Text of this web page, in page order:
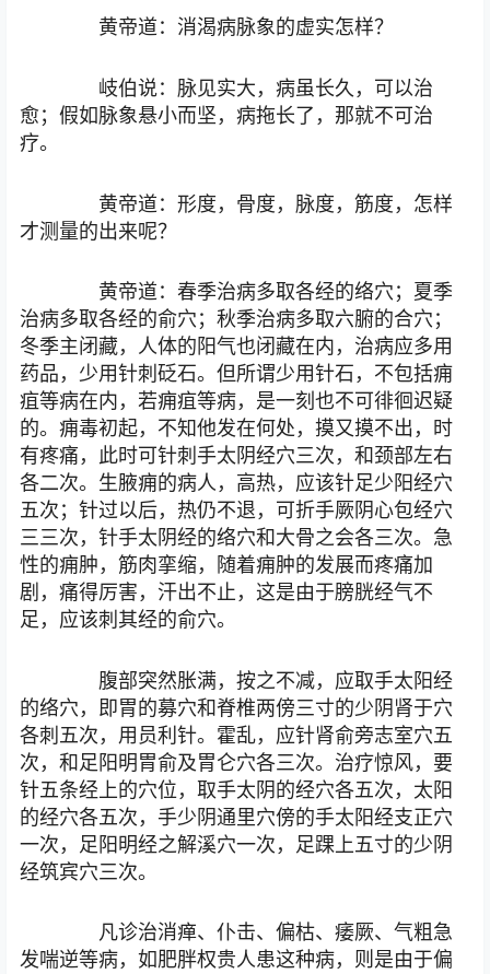
黄帝道：消渴病脉象的虚实怎样？
岐伯说：脉见实大，病虽长久，可以治
愈；假如脉象悬小而坚，病拖长了，那就不可治
疗。
黄帝道：形度，骨度，脉度，筋度，怎样
才测量的出来呢？
黄帝道：春季治病多取各经的络穴；夏季
治病多取各经的俞穴；秋季治病多取六腑的合穴；
冬季主闭藏，人体的阳气也闭藏在内，治病应多用
药品，少用针刺砭石。但所谓少用针石，不包括痈
疽等病在内，若痈疽等病，是一刻也不可徘徊迟疑
的。痈毒初起，不知他发在何处，摸又摸不出，时
有疼痛，此时可针刺手太阴经穴三次，和颈部左右
各二次。生腋痈的病人，高热，应该针足少阳经穴
五次；针过以后，热仍不退，可折手厥阴心包经穴
三三次，针手太阴经的络穴和大骨之会各三次。急
性的痈肿，筋肉挛缩，随着痈肿的发展而疼痛加
剧，痛得厉害，汗出不止，这是由于膀胱经气不
足，应该刺其经的俞穴。
腹部突然胀满，按之不减，应取手太阳经
的络穴，即胃的募穴和脊椎两傍三寸的少阴肾于穴
各刺五次，用员利针。霍乱，应针肾俞旁志室穴五
次，和足阳明胃俞及胃仑穴各三次。治疗惊风，要
针五条经上的穴位，取手太阴的经穴各五次，太阳
的经穴各五次，手少阴通里穴傍的手太阳经支正穴
一次，足阳明经之解溪穴一次，足踝上五寸的少阴
经筑宾穴三次。
凡诊治消瘅、仆击、偏枯、痿厥、气粗急
发喘逆等病，如肥胖权贵人患这种病，则是由于偏